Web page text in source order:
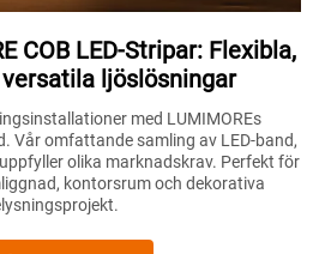
COB LED-Stripar: Flexibla,
ljöslösningar
med LUMIMOREs
Vår omfattande samling av LED-band,
olika marknadskrav. Perfekt för
kontorsrum och dekorativa